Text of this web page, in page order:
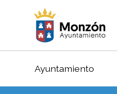
Ayuntamiento